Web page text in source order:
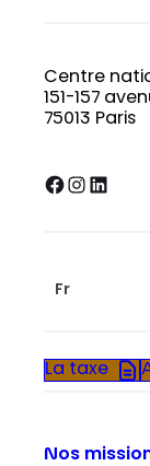
Centre
151-157
75013 Paris
Facebook InstagramLinkedIn
Fr
La taxe
Nos